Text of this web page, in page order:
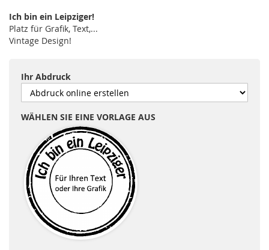
Ich bin ein Leipziger!
Platz für Grafik, Text,...
Vintage Design!
Ihr Abdruck
WÄHLEN SIE EINE VORLAGE AUS